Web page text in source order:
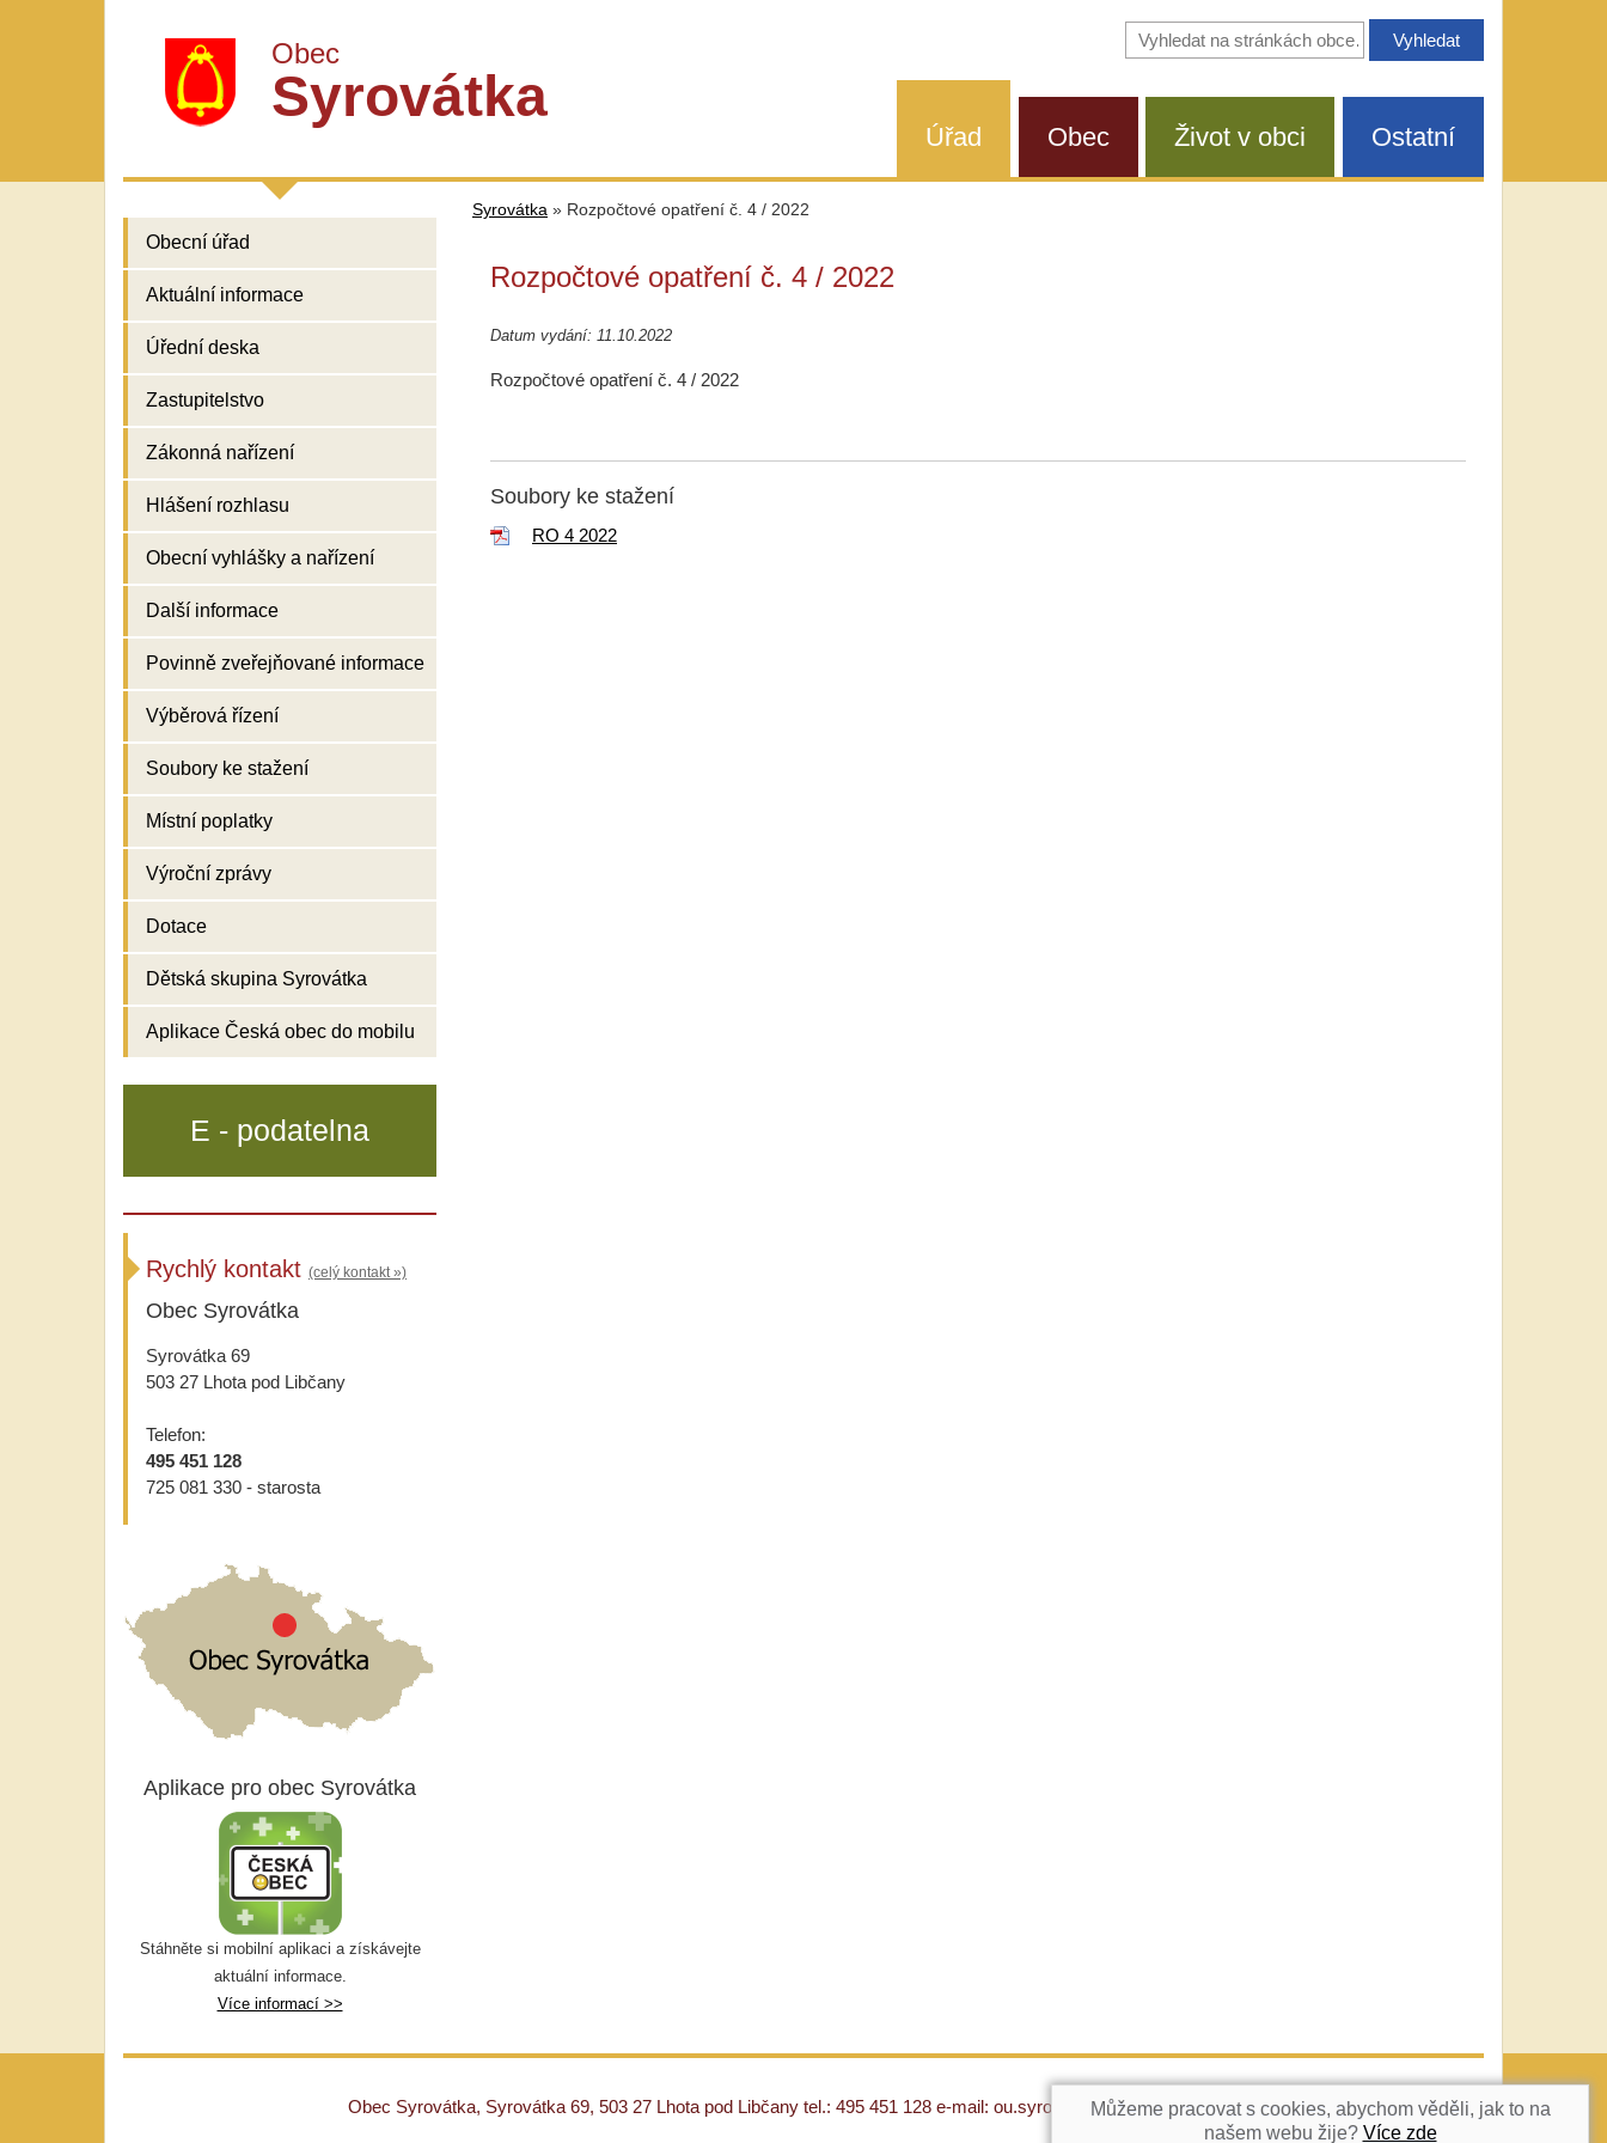
Obec
Syrovátka
Vyhledávání
na
Úřad Obec Život v obci Ostatní
Obecní úřad
Aktuální informace
Úřední deska
Zastupitelstvo
Zákonná nařízení
Hlášení rozhlasu
Obecní vyhlášky a nařízení
Další informace
Povinně zveřejňované informace
Výběrová řízení
Soubory ke stažení
Místní poplatky
Výroční zprávy
Dotace
Dětská skupina Syrovátka
Aplikace Česká obec do mobilu
Syrovátka » Rozpočtové opatření č. 4 / 2022
Rozpočtové opatření č. 4 / 2022
Datum vydání: 11.10.2022
Rozpočtové opatření č. 4 / 2022
Soubory ke stažení
RO 4 2022
E - podatelna
Rychlý kontakt (celý kontakt »)
Obec Syrovátka
Syrovátka 69
503 27 Lhota pod Libčany
Telefon:
495 451 128
725 081 330 - starosta
Aplikace pro obec Syrovátka
Stáhněte si mobilní aplikaci a získávejte
aktuální informace.
Více informací >>
NAHORU
Obec Syrovátka, Syrovátka 69, 503 27 Lhota pod Libčany tel.: 495 451 128 e-mail: ou.syrovatka@c-box.czMůžeme pracovat s cookies, abychom věděli, jak to na
našem webu žije? Více zde